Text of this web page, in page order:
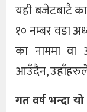
यही बजेटबाटै
१० नम्बर वडा
का नाममा वा
आउँदैन,
गत वर्ष भन्दा